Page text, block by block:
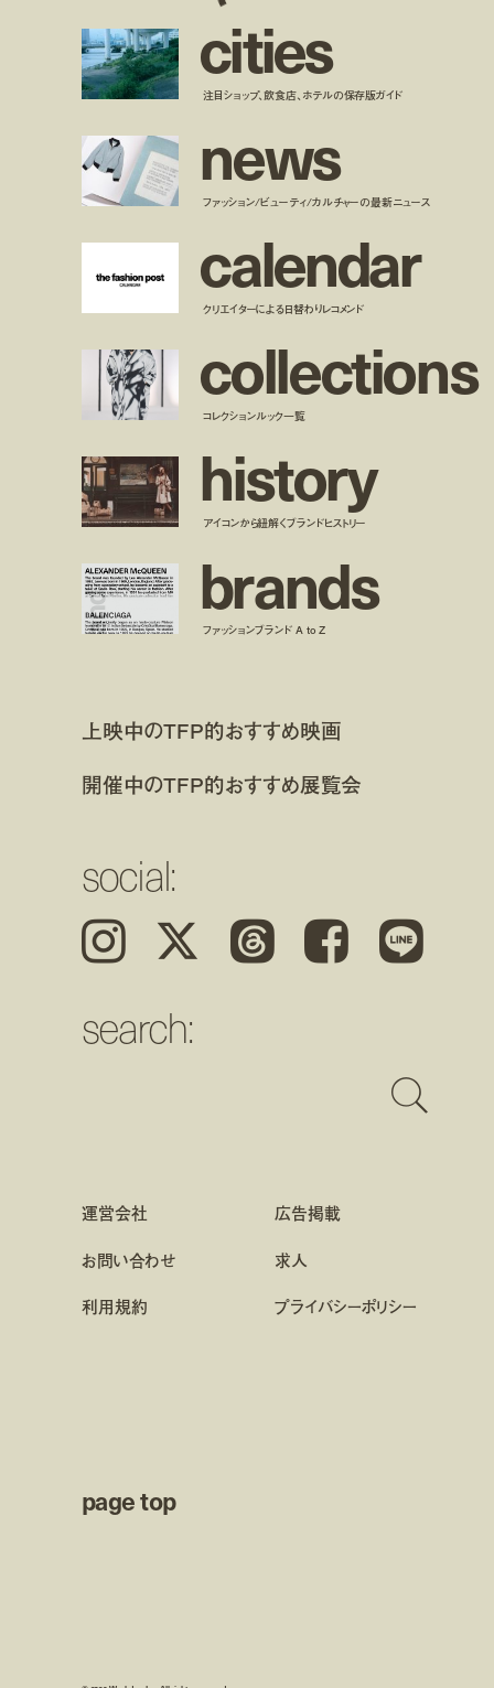
cities
注目ショップ、飲食店、ホテルの保存版ガイド
news
ファッション/ビューティ/カルチャーの最新ニュース
calendar
クリエイターによる日替わりレコメンド
collections
コレクションルック一覧
history
アイコンから紐解くブランドヒストリー
brands
ファッションブランド A to Z
上映中のTFP的おすすめ映画
開催中のTFP的おすすめ展覧会
social:
Instagram 𝕏 Threads Facebook LINE
search:
運営会社
広告掲載
お問い合わせ
求人
利用規約
プライバシーポリシー
page top